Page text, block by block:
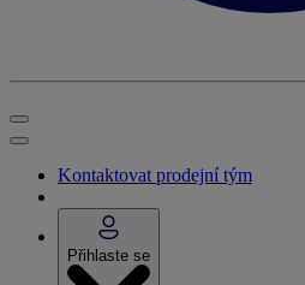
Kontaktovat prodejní tým
Přihlaste se